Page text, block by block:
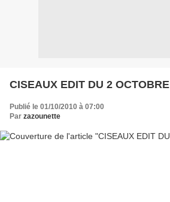
CISEAUX EDIT DU 2 OCTOBRE
Publié le 01/10/2010 à 07:00
Par zazounette